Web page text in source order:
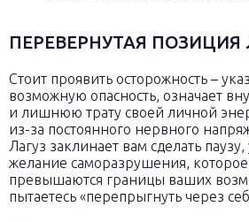
ПЕРЕВЕРНУТАЯ ПОЗИЦИЯ
Стоит проявить осторожность –
возможную опасность, означает
и лишнюю трату своей личной
из-за постоянного нервного
Лагуз заклинает вам сделать
желание саморазрушения, которое
превышаются границы ваших
пытаетесь «перепрыгнуть через